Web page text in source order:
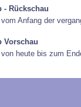
- Rückschau
vom Anfang der
Vorschau
von heute bis zum